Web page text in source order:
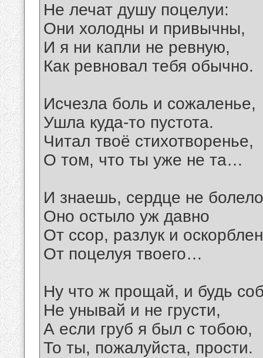
Не лечат душу поцелуи:
Они холодны и привычны,
И я ни капли не ревную,
Как ревновал тебя обычно.
Исчезла боль и сожаленье,
Ушла куда-то пустота.
Читал твоё стихотворенье,
О том, что ты уже не та…
И знаешь, сердце не
Оно остыло уж давно
От ссор, разлук и
От поцелуя твоего…
Ну что ж прощай, и будь
Не унывай и не грусти,
А если груб я был с тобою,
То ты, пожалуйста, прости.